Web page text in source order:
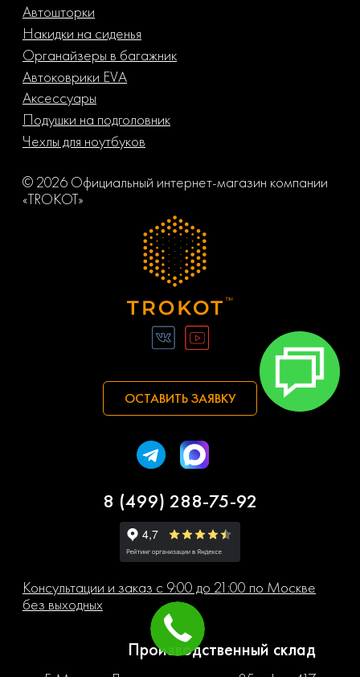
Автошторки
Накидки на сиденья
Органайзеры в багажник
Автоковрики EVA
Аксессуары
Подушки на подголовник
Чехлы для ноутбуков
© 2026 Официальный интернет-магазин компании
«TROKOT»
ОСТАВИТЬ ЗАЯВКУ
8 (499) 288-75-92
Консультации и заказ с 9:00 до 21:00 по Москве
без выходных
Производственный склад